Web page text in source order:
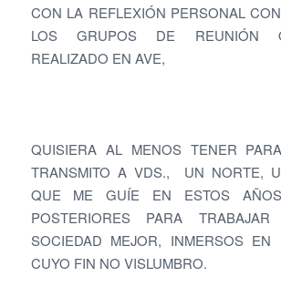
CON LA REFLEXIÓN PERSONAL
LOS GRUPOS DE REUNIÓN
REALIZADO EN AVE,
QUISIERA AL MENOS TENER
TRANSMITO A VDS., UN NORTE,
QUE ME GUÍE EN ESTOS
POSTERIORES PARA
SOCIEDAD MEJOR, INMERSOS
CUYO FIN NO VISLUMBRO.